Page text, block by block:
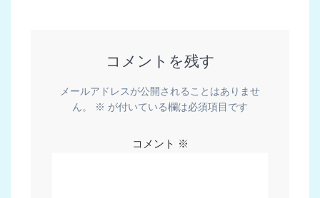
コメントを残す
メールアドレスが公開されることはありませ
ん。
※ が付いている欄は必須項目です
コメント ※